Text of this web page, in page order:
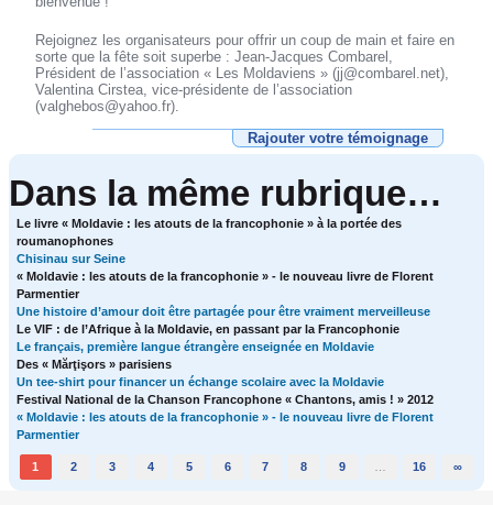
Rejoignez les organisateurs pour offrir un coup de main et faire en
sorte que la fête soit superbe : Jean-Jacques Combarel,
Président de l’association « Les Moldaviens » (jj@combarel.net),
Valentina Cirstea, vice-présidente de l’association
(valghebos@yahoo.fr).
Rajouter votre témoignage
Dans la même rubrique…
Le livre « Moldavie : les atouts de la francophonie » à la portée des
roumanophones
Chisinau sur Seine
« Moldavie : les atouts de la francophonie » - le nouveau livre de Florent
Parmentier
Une histoire d’amour doit être partagée pour être vraiment merveilleuse
Le VIF : de l’Afrique à la Moldavie, en passant par la Francophonie
Le français, première langue étrangère enseignée en Moldavie
Des « Mărţişors » parisiens
Un tee-shirt pour financer un échange scolaire avec la Moldavie
Festival National de la Chanson Francophone « Chantons, amis ! » 2012
« Moldavie : les atouts de la francophonie » - le nouveau livre de Florent
Parmentier
1 2 3 4 5 6 7 8 9 16 ∞